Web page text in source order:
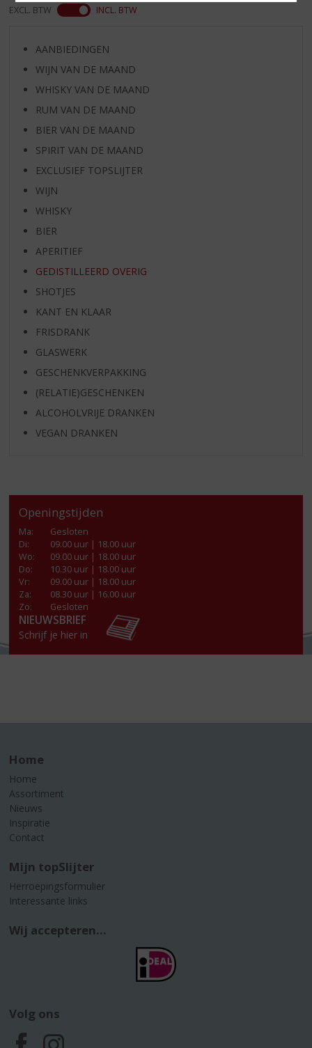
EXCL. BTW INCL. BTW
AANBIEDINGEN
WIJN VAN DE MAAND
WHISKY VAN DE MAAND
RUM VAN DE MAAND
BIER VAN DE MAAND
SPIRIT VAN DE MAAND
EXCLUSIEF TOPSLIJTER
WIJN
WHISKY
BIER
APERITIEF
GEDISTILLEERD OVERIG
SHOTJES
KANT EN KLAAR
FRISDRANK
GLASWERK
GESCHENKVERPAKKING
(RELATIE)GESCHENKEN
ALCOHOLVRIJE DRANKEN
VEGAN DRANKEN
Openingstijden
Ma:
Gesloten
Di:
09.00 uur | 18.00 uur
Wo:
09.00 uur | 18.00 uur
Do:
10.30 uur | 18.00 uur
Vr:
09.00 uur | 18.00 uur
Za:
08.30 uur | 16.00 uur
Zo:
Gesloten
NIEUWSBRIEF
Schrijf je hier in
Home
Home
Assortiment
Nieuws
Inspiratie
Contact
Mijn topSlijter
Herroepingsformulier
Interessante links
Wij accepteren...
Volg ons